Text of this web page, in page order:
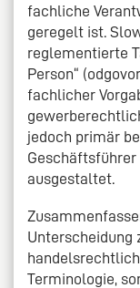
fachliche
geregelt ist.
reglementierte
Person“
fachlicher
jedoch primär
ausgestaltet.
Unterscheidung
Terminologie,